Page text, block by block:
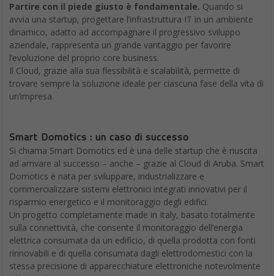
Partire con il piede giusto è fondamentale. Quando si
avvia una startup, progettare l’infrastruttura IT in un ambiente
dinamico, adatto ad accompagnare il progressivo sviluppo
aziendale, rappresenta un grande vantaggio per favorire
l’evoluzione del proprio core business.
Il Cloud, grazie alla sua flessibilità e scalabilità, permette di
trovare sempre la soluzione ideale per ciascuna fase della vita di
un’impresa.
Smart Domotics : un caso di successo
Si chiama Smart Domotics ed è una delle startup che è riuscita
ad arrivare al successo – anche – grazie al Cloud di Aruba. Smart
Domotics è nata per sviluppare, industrializzare e
commercializzare sistemi elettronici integrati innovativi per il
risparmio energetico e il monitoraggio degli edifici.
Un progetto completamente made in Italy, basato totalmente
sulla connettività, che consente il monitoraggio dell’energia
elettrica consumata da un edificio, di quella prodotta con fonti
rinnovabili e di quella consumata dagli elettrodomestici con la
stessa precisione di apparecchiature elettroniche notevolmente